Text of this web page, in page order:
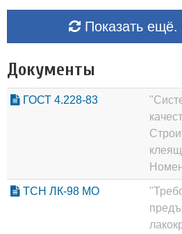
Показать ещё.
Документы
ГОСТ 4.228-83
ТСН ЛК-98 МО